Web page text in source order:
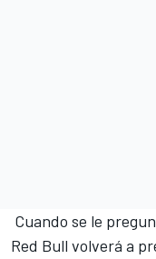
Cuando se le
Red Bull volverá a